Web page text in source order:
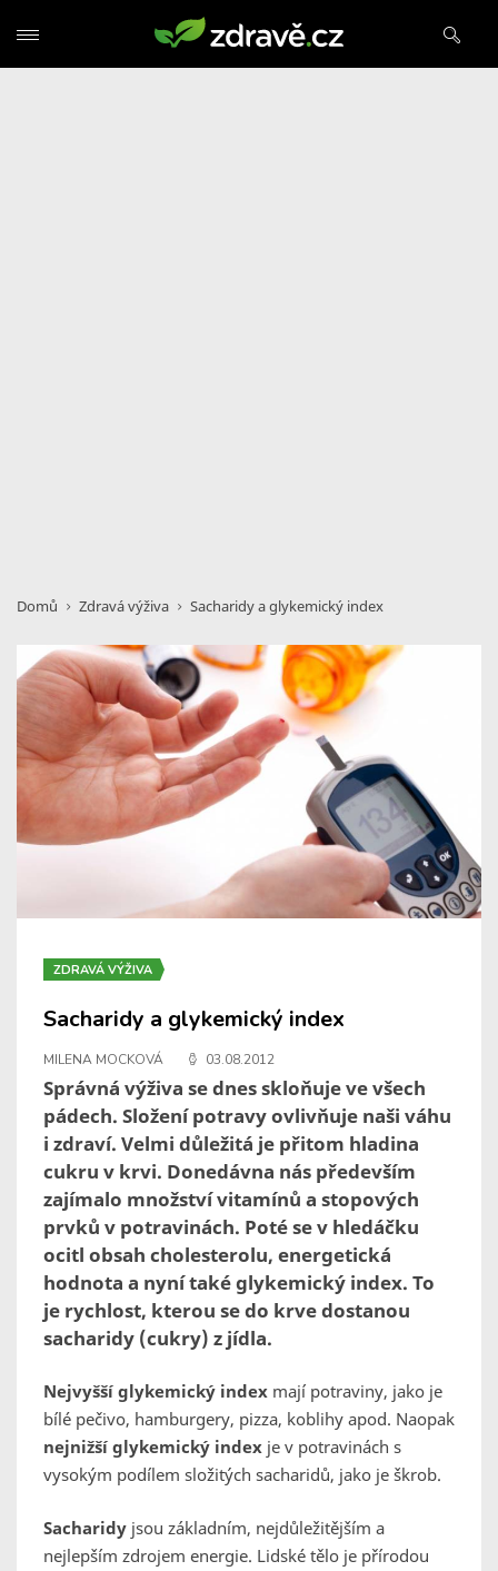
Domů Zdravá výživa Sacharidy a glykemický index
ZDRAVÁ VÝŽIVA
Sacharidy a glykemický index
MILENA MOCKOVÁ 03.08.2012
Správná výživa se dnes skloňuje ve všech
pádech. Složení potravy ovlivňuje naši váhu
i zdraví. Velmi důležitá je přitom hladina
cukru v krvi. Donedávna nás především
zajímalo množství vitamínů a stopových
prvků v potravinách. Poté se v hledáčku
ocitl obsah cholesterolu, energetická
hodnota a nyní také glykemický index. To
je rychlost, kterou se do krve dostanou
sacharidy (cukry) z jídla.
Nejvyšší glykemický index mají potraviny, jako je
bílé pečivo, hamburgery, pizza, koblihy apod. Naopak
nejnižší glykemický index je v potravinách s
vysokým podílem složitých sacharidů, jako je škrob.
Sacharidy jsou základním, nejdůležitějším a
nejlepším zdrojem energie. Lidské tělo je přírodou